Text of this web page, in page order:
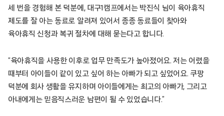
세 번을 경험해 본 덕분에, 대구1캠프에서는 박진식 님이 육아휴직
제도를 잘 아는 동료로 알려져 있어서 종종 동료들이 찾아와
육아휴직 신청과 복귀 절차에 대해 묻는다고 합니다.
“육아휴직을 사용한 이후로 업무 만족도가 높아졌어요. 저는 어렸을
때부터 아이들이 같이 있고 싶어 하는 아빠가 되고 싶었어요. 쿠팡
덕분에 회사 생활을 유지하며 아이들에게는 최고의 아빠가, 그리고
아내에게는 믿음직스러운 남편이 될 수 있었습니다.”